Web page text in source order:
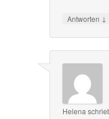
Antworten ↓
Helena